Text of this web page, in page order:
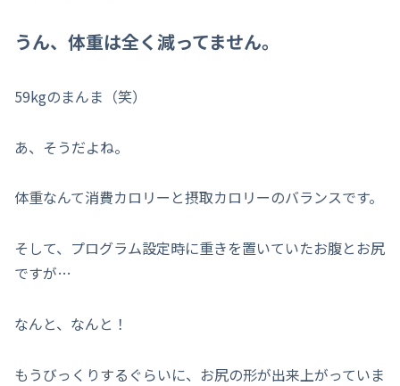
うん、体重は全く減ってません。
59kgのまんま（笑）
あ、そうだよね。
体重なんて消費カロリーと摂取カロリーのバランスです。
そして、プログラム設定時に重きを置いていたお腹とお尻
ですが…
なんと、なんと！
もうびっくりするぐらいに、お尻の形が出来上がっていま